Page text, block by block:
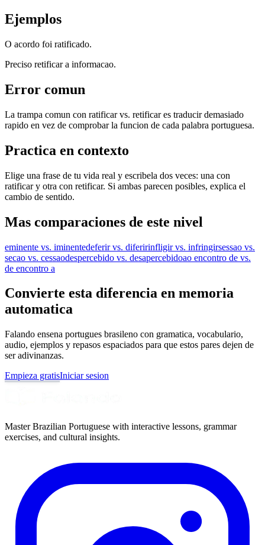
Ejemplos
O acordo foi ratificado.
Preciso retificar a informacao.
Error comun
La trampa comun con ratificar vs. retificar es traducir demasiado
rapido en vez de comprobar la funcion de cada palabra portuguesa.
Practica en contexto
Elige una frase de tu vida real y escribela dos veces: una con
ratificar y otra con retificar. Si ambas parecen posibles, explica el
cambio de sentido.
Mas comparaciones de este nivel
eminente vs. iminentedeferir vs. diferirinfligir vs. infringirsessao vs.
secao vs. cessaodespercebido vs. desapercebidoao encontro de vs.
de encontro a
Convierte esta diferencia en memoria
automatica
Falando ensena portugues brasileno con gramatica, vocabulario,
audio, ejemplos y repasos espaciados para que estos pares dejen de
ser adivinanzas.
Empieza gratisIniciar sesion
Master Brazilian Portuguese with interactive lessons, grammar
exercises, and cultural insights.